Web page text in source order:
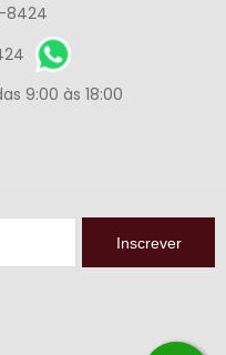
8424
9:00 às 18:00
Inscrever